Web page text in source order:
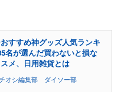
すすめ神グッズ人気ランキ
名が選んだ買わないと損な
メ、日用雑貨とは
オシ編集部 ダイソー部